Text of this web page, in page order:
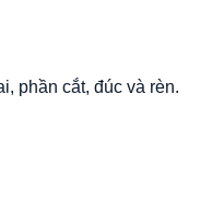
phần cắt, đúc và rèn.